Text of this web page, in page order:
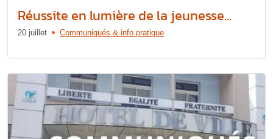
Réussite en lumière de la jeunesse...
20 juillet Communiqués & info pratique